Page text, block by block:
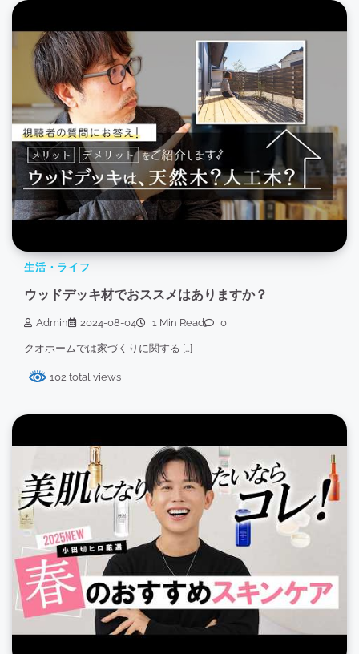
生活・ライフ
ウッドデッキ材でおススメはありますか？
Admin 2024-08-04 1 Min Read 0
クオホームでは家づくりに関する […]
102 total views